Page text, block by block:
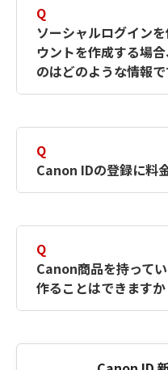
す。詳しい作成方
何ですか？Canon
ださい。
Q
ソーシャルログイン
ウントを作成する場
のはどのような情報で
択したサービス
簡単に作成できる
Canon IDの登録
Q
Canon IDの登録に料
Q
Canon商品を持って
作ることはできますか